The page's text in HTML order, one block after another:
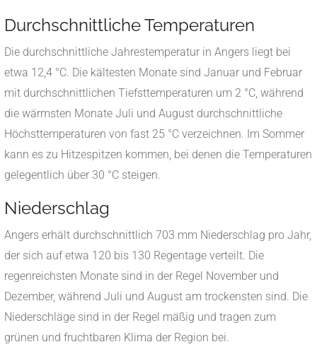
Durchschnittliche Temperaturen
Die durchschnittliche Jahrestemperatur in Angers liegt bei
etwa 12,4 °C. Die kältesten Monate sind Januar und Februar
mit durchschnittlichen Tiefsttemperaturen um 2 °C, während
die wärmsten Monate Juli und August durchschnittliche
Höchsttemperaturen von fast 25 °C verzeichnen. Im Sommer
kann es zu Hitzespitzen kommen, bei denen die Temperaturen
gelegentlich über 30 °C steigen.
Niederschlag
Angers erhält durchschnittlich 703 mm Niederschlag pro Jahr,
der sich auf etwa 120 bis 130 Regentage verteilt. Die
regenreichsten Monate sind in der Regel November und
Dezember, während Juli und August am trockensten sind. Die
Niederschläge sind in der Regel mäßig und tragen zum
grünen und fruchtbaren Klima der Region bei.